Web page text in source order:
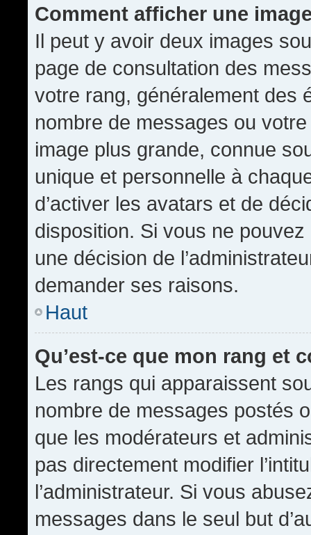
Comment afficher une
Il peut y avoir deux images
page de consultation des
votre rang, généralement des
nombre de messages ou
image plus grande, connue
unique et personnelle à
d’activer les avatars et de
disposition. Si vous ne pouvez
une décision de
demander ses raisons.
Haut
Qu’est-ce que mon rang et
Les rangs qui apparaissent
nombre de messages postés
que les modérateurs et
pas directement modifier
l’administrateur. Si vous
messages dans le seul but